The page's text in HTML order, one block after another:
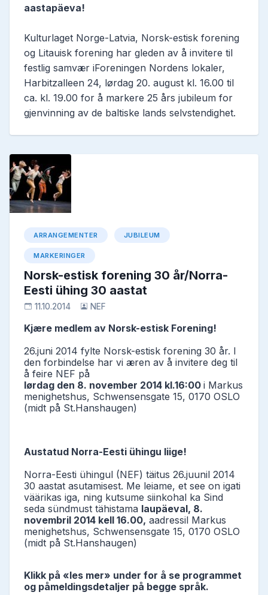
aastapäeva!
Kulturlaget Norge-Latvia, Norsk-estisk forening
og Litauisk forening har gleden av å invitere til
festlig samvær iForeningen Nordens lokaler,
Harbitzalleen 24, lørdag 20. august kl. 16.00 til
ca. kl. 19.00 for å markere 25 års jubileum for
gjenvinning av de baltiske lands selvstendighet.
ARRANGEMENTER JUBILEUM
MARKERINGER
Norsk-estisk forening 30 år/Norra-
Eesti ühing 30 aastat
11.10.2014 NEF
Kjære medlem av Norsk-estisk Forening!
26.juni 2014 fylte Norsk-estisk forening 30 år. I
den forbindelse har vi æren av å invitere deg til
å feire NEF på
lørdag den 8. november 2014 kl.16:00 i Markus
menighetshus, Schwensensgate 15, 0170 OSLO
(midt på St.Hanshaugen)
Austatud Norra-Eesti ühingu liige!
Norra-Eesti ühingul (NEF) täitus 26.juunil 2014
30 aastat asutamisest. Me leiame, et see on igati
väärikas iga, ning kutsume siinkohal ka Sind
seda sündmust tähistama laupäeval, 8.
novembril 2014 kell 16.00, aadressil Markus
menighetshus, Schwensensgate 15, 0170 OSLO
(midt på St.Hanshaugen)
Klikk på «les mer» under for å se programmet
og påmeldingsdetaljer på begge språk.